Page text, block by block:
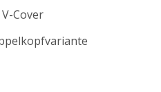
Cover